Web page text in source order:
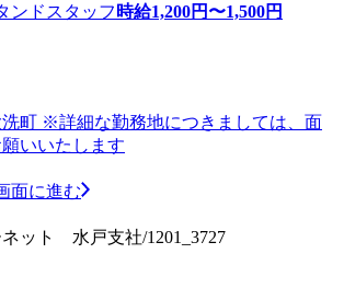
ンドスタッフ 時給1,200円〜1,500円
町 ※詳細な勤務地につきましては、面
いいたします
面に進む
ット 水戸支社/1201_3727